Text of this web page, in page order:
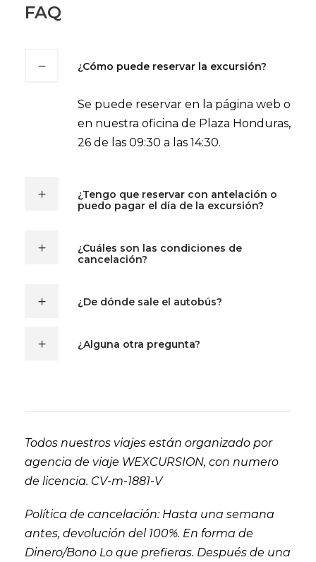
FAQ
¿Cómo puede reservar la excursión?
Se puede reservar en la página web o
en nuestra oficina de Plaza Honduras,
26 de las 09:30 a las 14:30.
¿Tengo que reservar con antelación o
puedo pagar el día de la excursión?
¿Cuáles son las condiciones de
cancelación?
¿De dónde sale el autobús?
¿Alguna otra pregunta?
Todos nuestros viajes están organizado por
agencia de viaje WEXCURSION, con numero
de licencia. CV-m-1881-V
Política de cancelación: Hasta una semana
antes, devolución del 100%. En forma de
Dinero/Bono Lo que prefieras. Después de una